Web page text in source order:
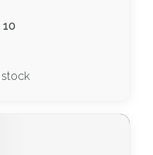
stock